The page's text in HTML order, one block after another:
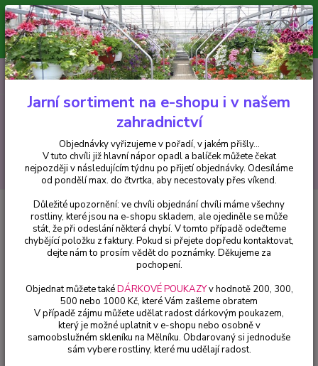
Minimální hodnota pro odeslání z e-shopu je 300 Kč.
V tuto chvíli již hlavní nápor objednávek opadl a balíček můžete čekat
nejpozději v následujícím týdnu po přijetí objednávky. Objednávky
vyřizujeme v pořadí, v jakém přišly...
CZK
Hledat
+420 602 223 614 0ks
za0 Kč
Fuchsie Leonita Double Pink-White - 1 ks
Leonita Double Pink-White - 1 ks
Jarní sortiment na e-shopu i v našem
zahradnictví
Objednávky vyřizujeme v pořadí, v jakém přišly...
V tuto chvíli již hlavní nápor opadl a balíček můžete čekat
nejpozději v následujícím týdnu po přijetí objednávky. Odesíláme
od pondělí max. do čtvrtka, aby necestovaly přes víkend.
Důležité upozornění: ve chvíli objednání chvíli máme všechny
rostliny, které jsou na e-shopu skladem, ale ojediněle se může
stát, že při odeslání některá chybí. V tomto případě odečteme
chybějící položku z faktury. Pokud si přejete dopředu kontaktovat,
dejte nám to prosím vědět do poznámky. Děkujeme za
pochopení.
Objednat můžete takéDÁRKOVÉ POUKAZYv hodnotě 200, 300,
500 nebo 1000 Kč, které Vám zašleme obratem
V případě zájmu můžete udělat radost dárkovým poukazem,
který je možné uplatnit v e-shopu nebo osobně v
samoobslužném skleníku na Mělníku. Obdarovaný si jednoduše
sám vybere rostliny, které mu udělají radost.